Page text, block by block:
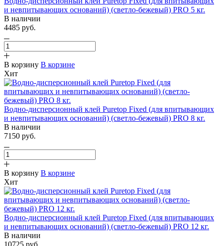
и невпитывающих оснований) (светло-бежевый) PRO 5 кг.
В наличии
4485 руб.
В корзину В корзине
Хит
Водно-дисперсионный клей Puretop Fixed (для впитывающих
и невпитывающих оснований) (светло-бежевый) PRO 8 кг.
В наличии
7150 руб.
В корзину В корзине
Хит
Водно-дисперсионный клей Puretop Fixed (для впитывающих
и невпитывающих оснований) (светло-бежевый) PRO 12 кг.
В наличии
10725 руб.